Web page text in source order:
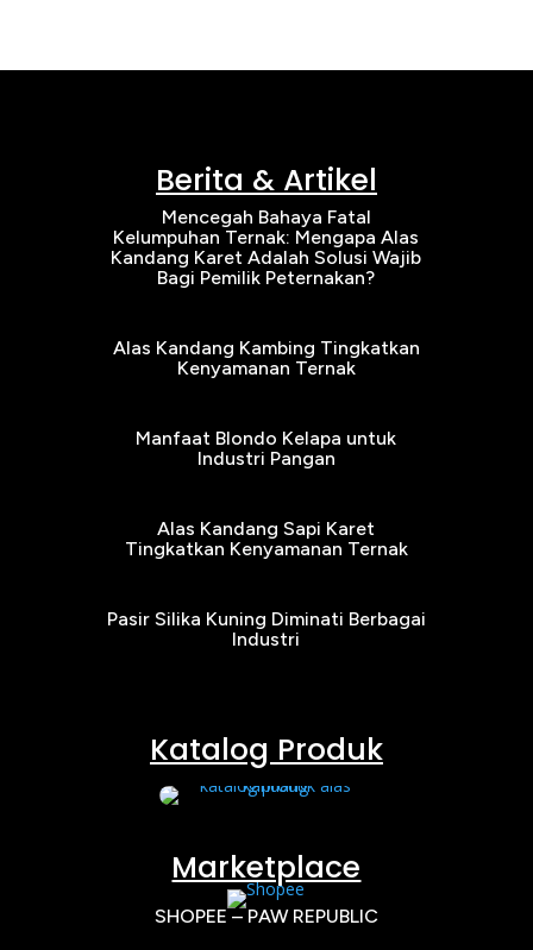
Berita & Artikel
Mencegah Bahaya Fatal
Kelumpuhan Ternak: Mengapa Alas
Kandang Karet Adalah Solusi Wajib
Bagi Pemilik Peternakan?
Alas Kandang Kambing Tingkatkan
Kenyamanan Ternak
Manfaat Blondo Kelapa untuk
Industri Pangan
Alas Kandang Sapi Karet
Tingkatkan Kenyamanan Ternak
Pasir Silika Kuning Diminati Berbagai
Industri
Katalog Produk
Marketplace
SHOPEE – PAW REPUBLIC